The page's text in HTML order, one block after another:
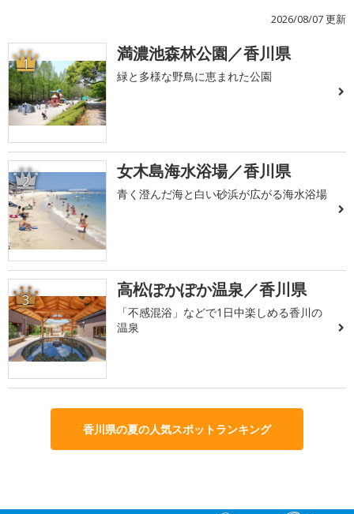
2026/08/07 更新
1 満濃池森林公園／香川県
緑と多様な野鳥に恵まれた公園
2 女木島海水浴場／香川県
青く澄んだ海と白い砂浜が広がる海水浴場
3 高松ぽかぽか温泉／香川県
「不感混浴」などで1日中楽しめる香川の
温泉
香川県の夏の人気スポットランキング